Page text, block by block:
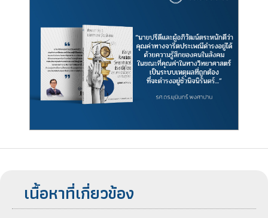
เนื้อหาที่เกี่ยวข้อง